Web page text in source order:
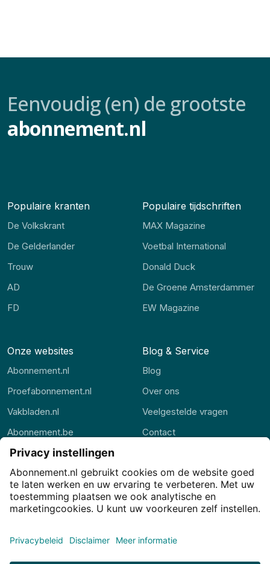
Eenvoudig (en) de grootste
abonnement.nl
Populaire kranten
De Volkskrant
De Gelderlander
Trouw
AD
FD
Populaire tijdschriften
MAX Magazine
Voetbal International
Donald Duck
De Groene Amsterdammer
EW Magazine
Onze websites
Abonnement.nl
Proefabonnement.nl
Vakbladen.nl
Abonnement.be
Thuisstudie.nl
Blog & Service
Blog
Over ons
Veelgestelde vragen
Contact